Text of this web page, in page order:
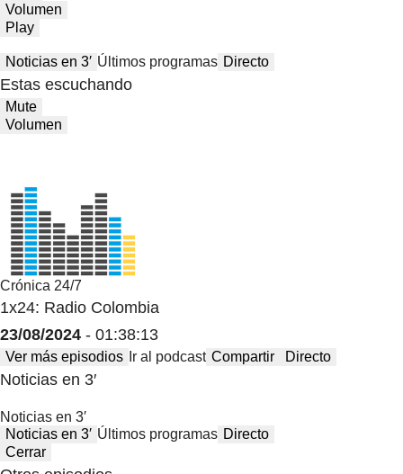
Volumen
Play
Noticias en 3′ Últimos programas Directo
Estas escuchando
Mute
Volumen
Crónica 24/7
1x24: Radio Colombia
23/08/2024 - 01:38:13
Ver más episodios Ir al podcast Compartir Directo
Noticias en 3′
Noticias en 3′
Noticias en 3′ Últimos programas Directo
Cerrar